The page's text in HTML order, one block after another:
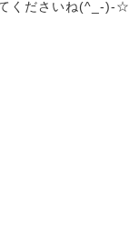
くださいね(^_-)-☆